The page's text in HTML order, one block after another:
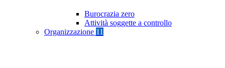
Burocrazia zero
Attività soggette a controllo
Organizzazione 11